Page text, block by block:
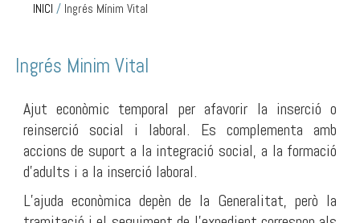
INICI / Ingrés Mínim Vital
Ingrés Minim Vital
Ajut econòmic temporal per afavorir la inserció o
reinserció social i laboral. Es complementa amb
accions de suport a la integració social, a la formació
d’adults i a la inserció laboral.
L’ajuda econòmica depèn de la Generalitat, però la